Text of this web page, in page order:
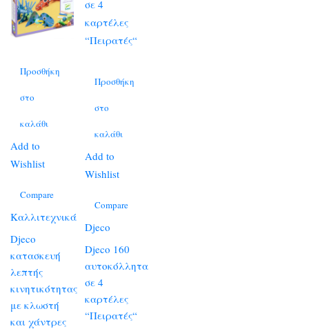
Προσθήκη
στο
καλάθι
Add to
Wishlist
Compare
Καλλιτεχνικά
Djeco
κατασκευή
λεπτής
κινητικότητας
με κλωστή
και χάντρες
Προσθήκη
στο
καλάθι
Add to
Wishlist
Compare
Djeco
Djeco 160
αυτοκόλλητα
σε 4
καρτέλες
“Πειρατές“